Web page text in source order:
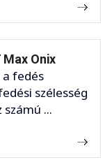
Max Onix
a fedés
szélesség
számú ...